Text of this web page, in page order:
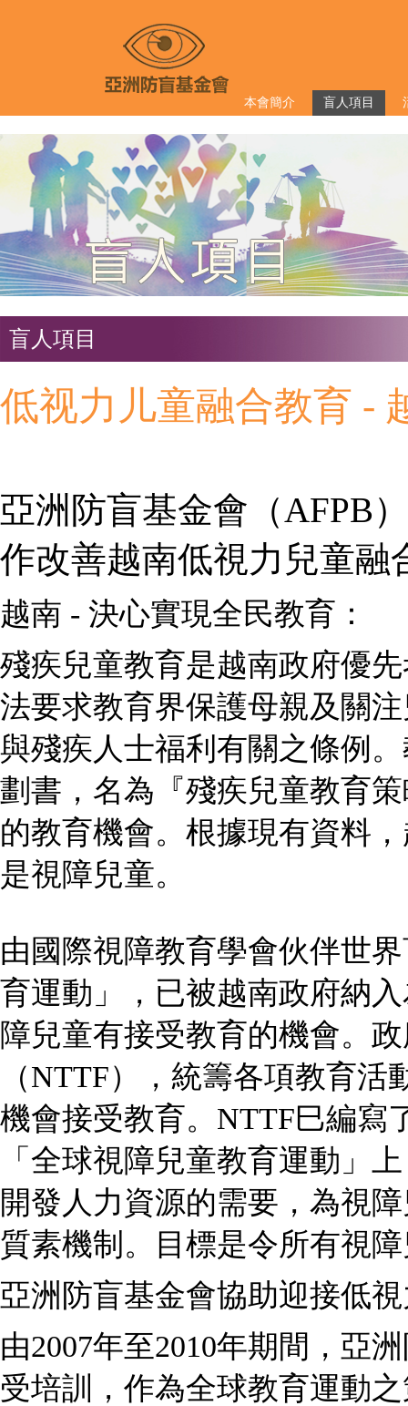
本會簡介 盲人項目
盲人項目
低视力儿童融合教育 -
亞洲防盲基金會（AFPB
作改善越南低視力兒童融
越南 - 決心實現全民教育：
殘疾兒童教育是越南政府優
法要求教育界保護母親及關
與殘疾人士福利有關之條例
劃書，名為『殘疾兒童教育
的教育機會。根據現有資料
是視障兒童。
由國際視障教育學會伙伴世
育運動」，已被越南政府納
障兒童有接受教育的機會。
（NTTF），統籌各項教育
機會接受教育。NTTF巳編寫
「全球視障兒童教育運動」
開發人力資源的需要，為視
質素機制。目標是令所有視
亞洲防盲基金會協助迎接低
由2007年至2010年期間，亞
受培訓，作為全球教育運動